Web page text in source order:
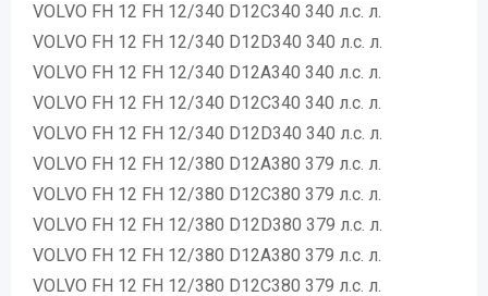
VOLVO FH 12 FH 12/340 D12C340 340 л.с. л.
VOLVO FH 12 FH 12/340 D12D340 340 л.с. л.
VOLVO FH 12 FH 12/340 D12A340 340 л.с. л.
VOLVO FH 12 FH 12/340 D12C340 340 л.с. л.
VOLVO FH 12 FH 12/340 D12D340 340 л.с. л.
VOLVO FH 12 FH 12/380 D12A380 379 л.с. л.
VOLVO FH 12 FH 12/380 D12C380 379 л.с. л.
VOLVO FH 12 FH 12/380 D12D380 379 л.с. л.
VOLVO FH 12 FH 12/380 D12A380 379 л.с. л.
VOLVO FH 12 FH 12/380 D12C380 379 л.с. л.